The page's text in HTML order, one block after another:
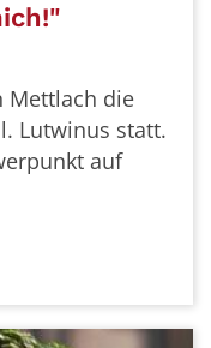
Mettlach die
Lutwinus statt.
auf